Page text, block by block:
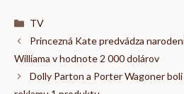
Kategórie
TV
Princezná Kate predvádza
Williama v hodnote 2 000 dolárov
Dolly Parton a Porter Wagoner boli